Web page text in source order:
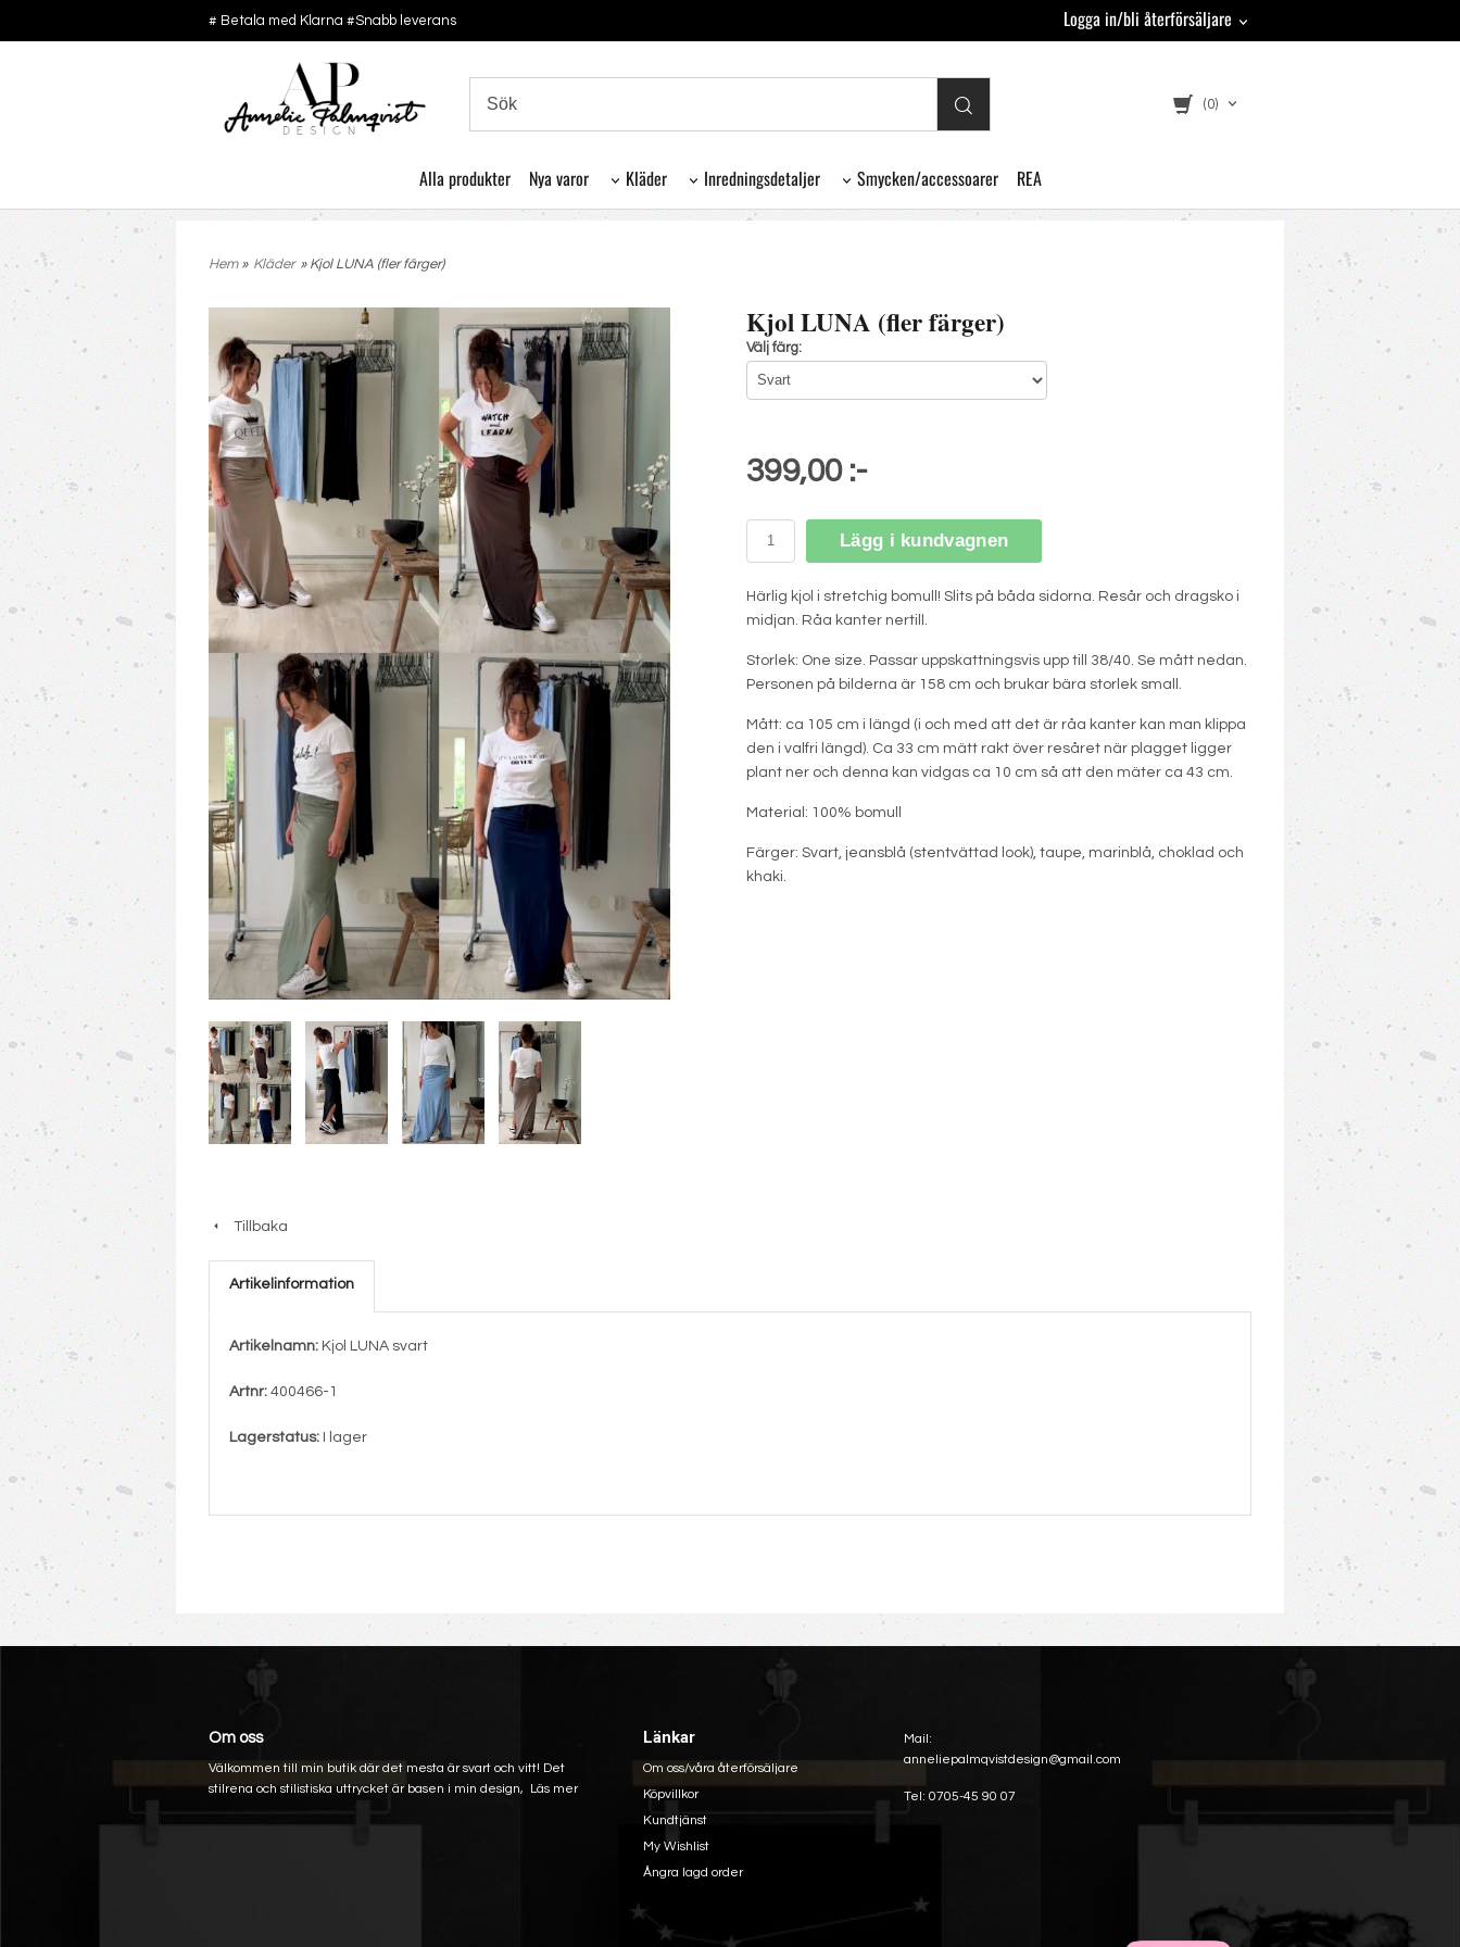
# Betala med Klarna #Snabb leverans Logga in/bli återförsäljare
(0)
Alla produkter Nya varor Kläder Inredningsdetaljer Smycken/accessoarer REA
Hem» Kläder » Kjol LUNA (fler färger)
Kjol LUNA (fler färger)
Välj färg:
399,00 :-
Lägg i kundvagnen
Härlig kjol i stretchig bomull! Slits på båda sidorna. Resår och dragsko i
midjan. Råa kanter nertill.
Storlek: One size. Passar uppskattningsvis upp till 38/40. Se mått nedan.
Personen på bilderna är 158 cm och brukar bära storlek small.
Mått: ca 105 cm i längd (i och med att det är råa kanter kan man klippa
den i valfri längd). Ca 33 cm mätt rakt över resåret när plagget ligger
plant ner och denna kan vidgas ca 10 cm så att den mäter ca 43 cm.
Material: 100% bomull
Färger: Svart, jeansblå (stentvättad look), taupe, marinblå, choklad och
khaki.
Tillbaka
Artikelinformation
Artikelnamn: Kjol LUNA svart
Artnr: 400466-1
Lagerstatus: I lager
Om oss
Välkommen till min butik där det mesta är svart och vitt! Det
stilrena och stilistiska uttrycket är basen i min design, Läs mer
Länkar
Om oss/våra återförsäljare
Köpvillkor
Kundtjänst
My Wishlist
Ångra lagd order
Mail:
anneliepalmqvistdesign@gmail.com
Tel: 0705-45 90 07